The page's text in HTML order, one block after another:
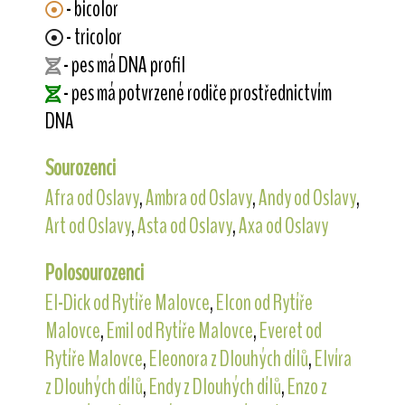
- bicolor
- tricolor
- pes má DNA profil
- pes má potvrzené rodiče prostřednictvím
DNA
Sourozenci
Afra od Oslavy,Ambra od Oslavy,Andy od Oslavy,
Art od Oslavy,Asta od Oslavy,Axa od Oslavy
Polosourozenci
El-Dick od Rytíře Malovce,Elcon od Rytíře
Malovce,Emil od Rytíře Malovce,Everet od
Rytíře Malovce,Eleonora z Dlouhých dílů,Elvíra
z Dlouhých dílů,Endy z Dlouhých dílů,Enzo z